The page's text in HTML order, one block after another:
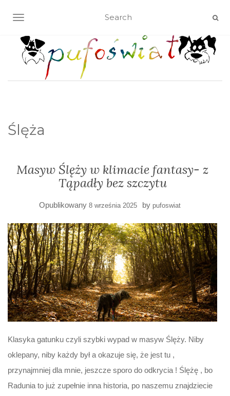
TOGGLE NAVIGATION
Ślęża
Masyw Ślęży w klimacie fantasy- z
Tąpadły bez szczytu
Opublikowany 8 września 2025 by pufoswiat
Klasyka gatunku czyli szybki wypad w masyw Ślęży. Niby
oklepany, niby każdy był a okazuje się, że jest tu ,
przynajmniej dla mnie, jeszcze sporo do odkrycia ! Ślężę , bo
Radunia to już zupełnie inna historia, po naszemu znajdziecie